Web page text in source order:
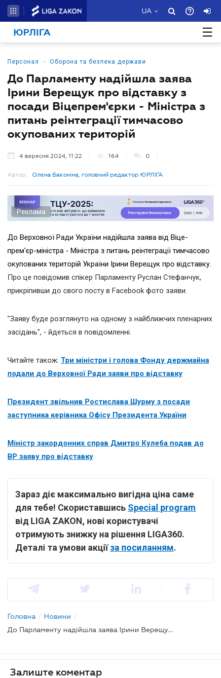
UA
ЮРЛІГА
Персонал • Оборона та безпека держави
До Парламенту надійшла заява
Ірини Верещук про відставку з
посади Віцепрем'єрки - Міністра з
питань реінтеграції тимчасово
окупованих територій
4 вересня 2024, 11:22 164 0
Автор: Олена Баконіна, головний редактор ЮРЛІГА
Реклама
До Верховної Ради України надійшла заява від Віце-
прем'єр-міністра - Міністра з питань реінтеграції тимчасово
окупованих територій України Ірини Верещук про відставку.
Про це повідомив спікер Парламенту Руслан Стефанчук,
прикріпивши до свого посту в Facebook фото заяви.
"Заяву буде розглянуто на одному з найближчих пленарних
засідань", - йдеться в повідомленні.
Читайте також: Три міністри і голова Фонду держмайна
подали до Верховної Ради заяви про відставку
Президент звільнив Ростислава Шурму з посади
заступника керівника Офісу Президента України
Міністр закордонних справ Дмитро Кулеба подав до
ВР заяву про відставку
Зараз діє максимально вигідна ціна саме
для тебе! Скориставшись Special program
від LIGA ZAKON, нові користувачі
отримують знижку на рішення LIGA360.
Деталі та умови акціїза посиланням.
Головна / Новини /
До Парламенту надійшла заява Ірини Верещук про відставку з посади Віцепрем'єрки - Міністра з питань реінтеграції тимчасово окупованих територій
Залиште коментар